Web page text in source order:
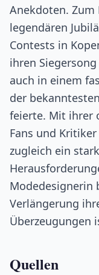
Anekdoten. Zum
legendären
Contests in
ihren
auch in einem
der
feierte. Mit ihrer
Fans und
zugleich ein
Modedesignerin
Verlängerung
Überzeugungen
Quellen